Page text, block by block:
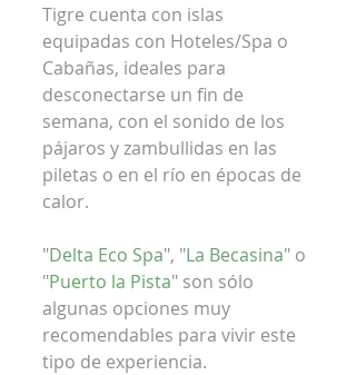
Tigre cuenta con islas
equipadas con Hoteles/Spa o
Cabañas, ideales para
desconectarse un fin de
semana, con el sonido de los
pájaros y zambullidas en las
piletas o en el río en épocas de
calor.
"Delta Eco Spa", "La Becasina" o
"Puerto la Pista" son sólo
algunas opciones muy
recomendables para vivir este
tipo de experiencia.